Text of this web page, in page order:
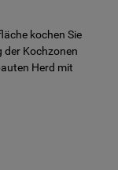
kochen Sie
der Kochzonen
Herd mit